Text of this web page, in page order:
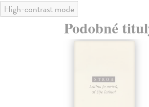
High-contrast mode
Podobné